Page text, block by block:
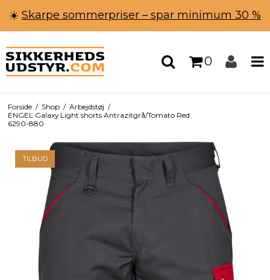
☀️ Skarpe sommerpriser – spar minimum 30 %
0
Forside / Shop / Arbejdstøj /
ENGEL Galaxy Light shorts Antrazitgrå/Tomato Red
6290-880
TILBUD